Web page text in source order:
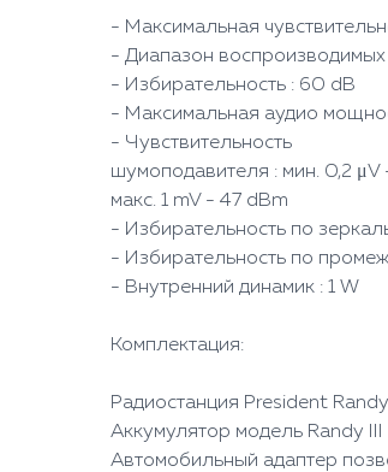
- Максимальная
- Диапазон
- Избирательность : 60 dB
- Максимальная аудио
- Чувствительность
шумоподавителя : мин. 0,2 μV
макс. 1 mV - 47 dBm
- Избирательность по
- Избирательность по
- Внутренний динамик : 1 W
Комплектация:
Радиостанция President Randy
Аккумулятор модель Randy III
Автомобильный адаптер